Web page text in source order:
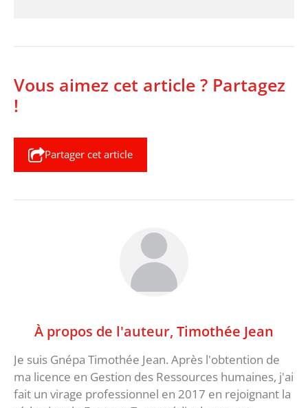
Vous aimez cet article ? Partagez
!
Partager cet article
À propos de l'auteur, Timothée Jean
Je suis Gnépa Timothée Jean. Après l'obtention de
ma licence en Gestion des Ressources humaines, j'ai
fait un virage professionnel en 2017 en rejoignant la